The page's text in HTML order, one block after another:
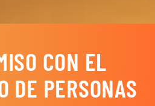
CON EL
DE PERSONAS